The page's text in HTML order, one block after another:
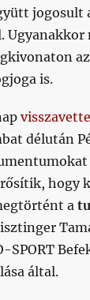
jogosult
Ugyanakkor
is.
délután
hogy
a
SPORT
által.